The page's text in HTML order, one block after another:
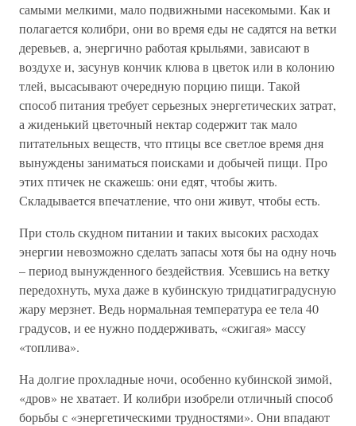
самыми мелкими, мало подвижными насекомыми. Как и
полагается колибри, они во время еды не садятся на ветки
деревьев, а, энергично работая крыльями, зависают в
воздухе и, засунув кончик клюва в цветок или в колонию
тлей, высасывают очередную порцию пищи. Такой
способ питания требует серьезных энергетических затрат,
а жиденький цветочный нектар содержит так мало
питательных веществ, что птицы все светлое время дня
вынуждены заниматься поисками и добычей пищи. Про
этих птичек не скажешь: они едят, чтобы жить.
Складывается впечатление, что они живут, чтобы есть.
При столь скудном питании и таких высоких расходах
энергии невозможно сделать запасы хотя бы на одну ночь
– период вынужденного бездействия. Усевшись на ветку
передохнуть, муха даже в кубинскую тридцатиградусную
жару мерзнет. Ведь нормальная температура ее тела 40
градусов, и ее нужно поддерживать, «сжигая» массу
«топлива».
На долгие прохладные ночи, особенно кубинской зимой,
«дров» не хватает. И колибри изобрели отличный способ
борьбы с «энергетическими трудностями». Они впадают